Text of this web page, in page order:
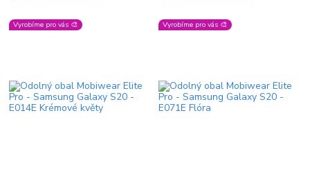
Vyrobíme pro vás 🎨 Vyrobíme pro vás 🎨